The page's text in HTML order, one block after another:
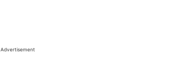
Advertisement